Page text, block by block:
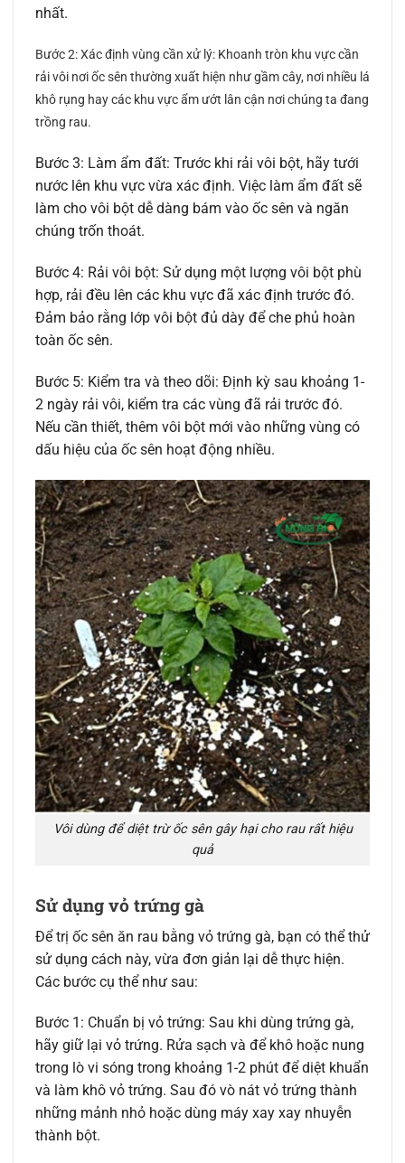
nhất.
Bước 2:Xác định vùng cần xử lý: Khoanh tròn khu vực cần
rải vôi nơi ốc sên thường xuất hiện như gầm cây, nơi nhiều lá
khô rụng hay các khu vực ẩm ướt lân cận nơi chúng ta đang
trồng rau.
Bước 3: Làm ẩm đất: Trước khi rải vôi bột, hãy tưới
nước lên khu vực vừa xác định. Việc làm ẩm đất sẽ
làm cho vôi bột dễ dàng bám vào ốc sên và ngăn
chúng trốn thoát.
Bước 4: Rải vôi bột: Sử dụng một lượng vôi bột phù
hợp, rải đều lên các khu vực đã xác định trước đó.
Đảm bảo rằng lớp vôi bột đủ dày để che phủ hoàn
toàn ốc sên.
Bước 5: Kiểm tra và theo dõi: Định kỳ sau khoảng 1-
2 ngày rải vôi, kiểm tra các vùng đã rải trước đó.
Nếu cần thiết, thêm vôi bột mới vào những vùng có
dấu hiệu của ốc sên hoạt động nhiều.
Vôi dùng để diệt trừ ốc sên gây hại cho rau rất hiệu
quả
Sử dụng vỏ trứng gà
Để trị ốc sên ăn rau bằng vỏ trứng gà, bạn có thể thử
sử dụng cách này, vừa đơn giản lại dễ thực hiện.
Các bước cụ thể như sau:
Bước 1: Chuẩn bị vỏ trứng: Sau khi dùng trứng gà,
hãy giữ lại vỏ trứng. Rửa sạch và để khô hoặc nung
trong lò vi sóng trong khoảng 1-2 phút để diệt khuẩn
và làm khô vỏ trứng. Sau đó vò nát vỏ trứng thành
những mảnh nhỏ hoặc dùng máy xay xay nhuyễn
thành bột.